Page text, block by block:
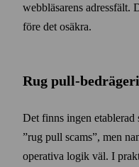
webb­läsarens adress­fält.
före det osäkra.
Rug pull-
Det finns ingen etablerad
”rug pull scams”, men
operativa logik väl. I